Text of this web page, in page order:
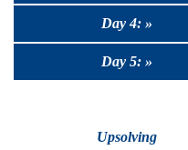
Day 4: »
Day 5: »
Upsolving